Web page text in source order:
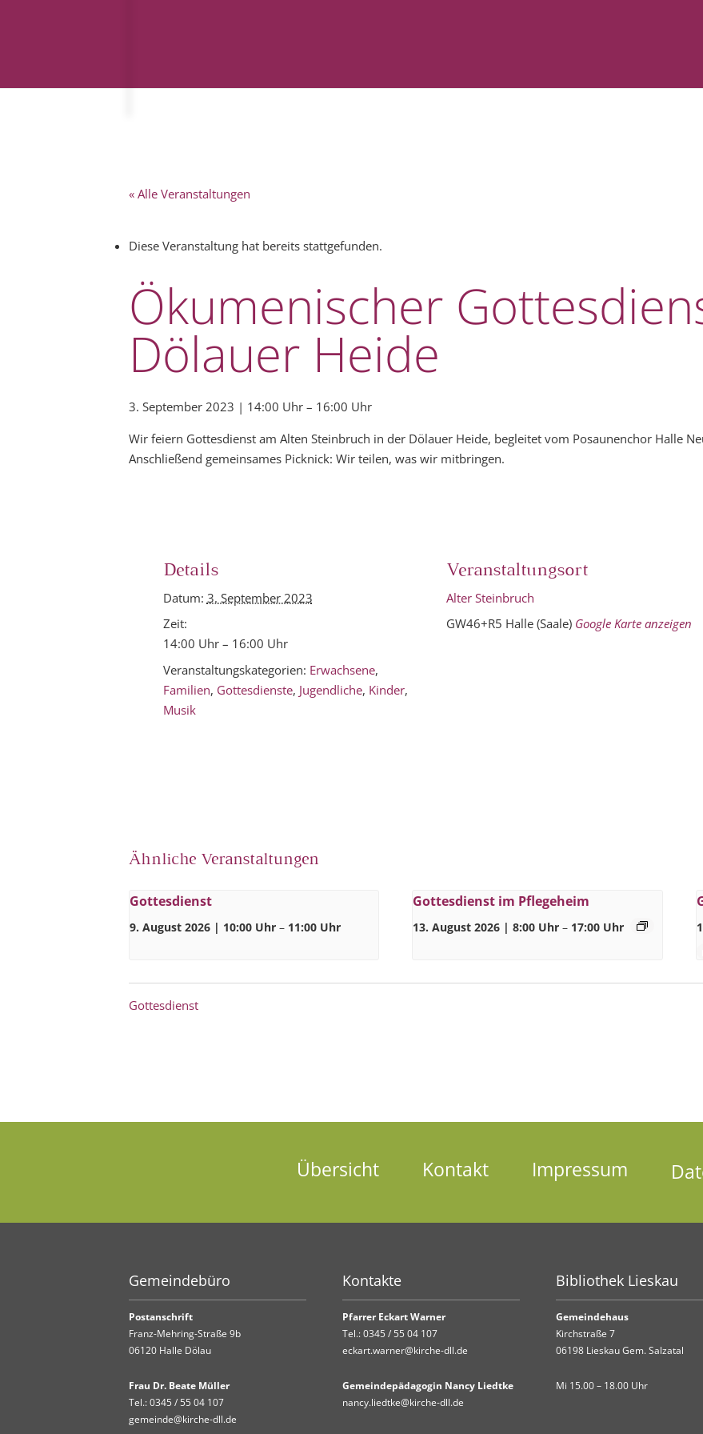
« Alle Veranstaltungen
Diese Veranstaltung hat bereits stattgefunden.
Ökumenischer
Dölauer Heide
3. September 2023 | 14:00 Uhr – 16:00 Uhr
Wir feiern Gottesdienst am Alten Steinbruch in der Dölauer Heide, begleitet vom Posaunenchor Halle
Anschließend gemeinsames Picknick: Wir teilen, was wir mitbringen.
Details
Datum: 3. September 2023
Zeit:
14:00 Uhr – 16:00 Uhr
Veranstaltungskategorien: Erwachsene,
Familien, Gottesdienste, Jugendliche, Kinder,
Musik
Veranstaltungsort
Alter Steinbruch
GW46+R5 Halle (Saale) Google Karte anzeigen
Ähnliche Veranstaltungen
Gottesdienst
9. August 2026 | 10:00 Uhr – 11:00 Uhr
Gottesdienst im Pflegeheim
13. August 2026 | 8:00 Uhr – 17:00 Uhr
Gottesdienst
Übersicht Kontakt Impressum
Gemeindebüro
Postanschrift
Franz-Mehring-Straße 9b
06120 Halle Dölau
Frau Dr. Beate Müller
Tel.:0345 / 55 04 107
gemeinde@kirche-dll.de
Kontakte
Pfarrer Eckart Warner
Tel.:0345 / 55 04 107
eckart.warner@kirche-dll.de
Gemeindepädagogin Nancy Liedtke
nancy.liedtke@kirche-dll.de
Bibliothek Lieskau
Gemeindehaus
Kirchstraße 7
06198 Lieskau Gem. Salzatal
Mi 15.00 – 18.00 Uhr